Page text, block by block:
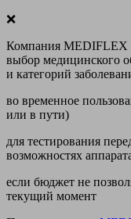
❌
Компания MEDIFLEX
выбор медицинского
и категорий
во временное
или в пути)
для тестирования
возможностях
если бюджет не
текущий момент